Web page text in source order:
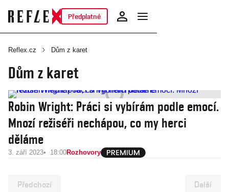
Předplatné
Reflex.cz Dům z karet
Dům z karet
Robin Wright: Práci si vybírám podle emocí.
Mnozí režiséři nechápou, co my herci
děláme
3. září 2023 18:00Rozhovory
Předchozí Další